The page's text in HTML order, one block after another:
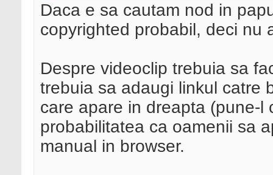
Daca e sa cautam nod in
copyrighted probabil, deci nu
Despre videoclip trebuia sa
trebuia sa adaugi linkul catre
care apare in dreapta (pune-l
probabilitatea ca oamenii sa
manual in browser.